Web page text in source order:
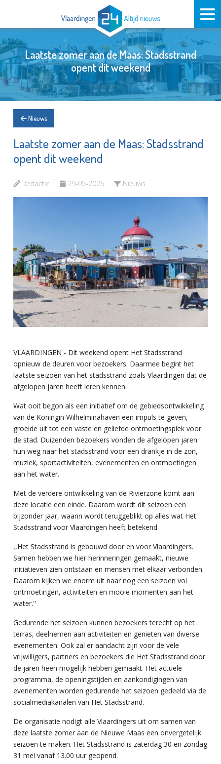
Laatste zomer aan de Maas: Stadsstrand
opent dit weekend
Nieuws
Laatste zomer aan de Maas: Stadsstrand
opent dit weekend
Redactie 29-05-2026 Nieuws
VLAARDINGEN - Dit weekend opent Het Stadsstrand
opnieuw de deuren voor bezoekers. Daarmee begint het
laatste seizoen van het stadsstrand zoals Vlaardingen dat de
afgelopen jaren heeft leren kennen.
Wat ooit begon als een initiatief om de gebiedsontwikkeling
van de Koningin Wilhelminahaven een impuls te geven,
groeide uit tot een vaste en geliefde ontmoetingsplek voor
de stad. Duizenden bezoekers vonden de afgelopen jaren
hun weg naar het stadsstrand voor een drankje in de zon,
muziek, sportactiviteiten, evenementen en ontmoetingen
aan het water.
Met de verdere ontwikkeling van de Rivierzone komt aan
deze locatie een einde. Daarom wordt dit seizoen een
bijzonder jaar, waarin wordt teruggeblikt op alles wat Het
Stadsstrand voor Vlaardingen heeft betekend.
,,Het Stadsstrand is gebouwd door en voor Vlaardingers.
Samen hebben we hier herinneringen gemaakt, nieuwe
initiatieven zien ontstaan en mensen met elkaar verbonden.
Daarom kijken we enorm uit naar nog een seizoen vol
ontmoetingen, activiteiten en mooie momenten aan het
water.''
Gedurende het seizoen kunnen bezoekers terecht op het
terras, deelnemen aan activiteiten en genieten van diverse
evenementen. Ook zal er aandacht zijn voor de vele
vrijwilligers, partners en bezoekers die Het Stadsstrand door
de jaren heen mogelijk hebben gemaakt. Het actuele
programma, de openingstijden en aankondigingen van
evenementen worden gedurende het seizoen gedeeld via de
socialmediakanalen van Het Stadsstrand.
De organisatie nodigt alle Vlaardingers uit om samen van
deze laatste zomer aan de Nieuwe Maas een onvergetelijk
seizoen te maken. Het Stadsstrand is zaterdag 30 en zondag
31 mei vanaf 13.00 uur geopend.